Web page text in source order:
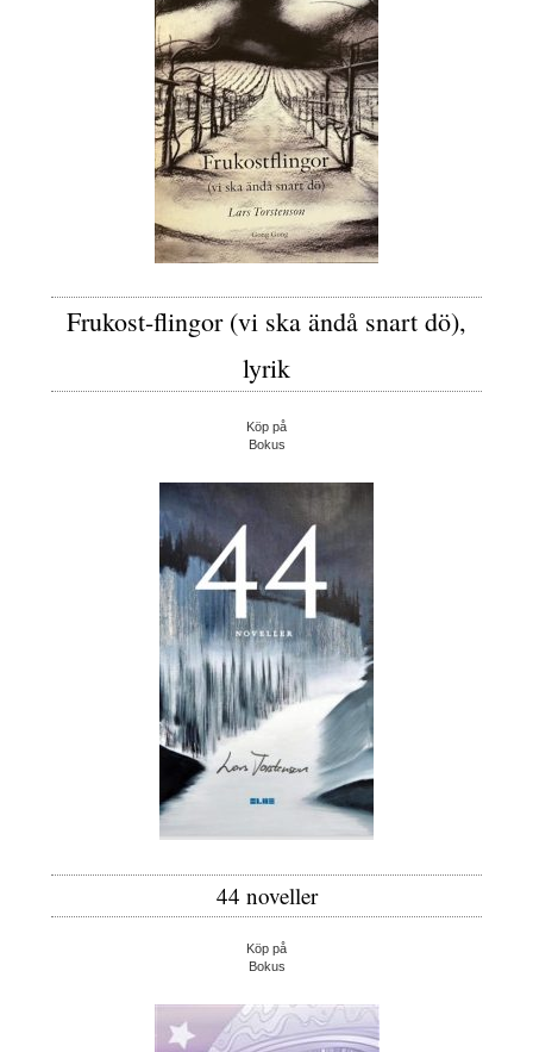
Frukost-flingor (vi ska ändå snart dö),
lyrik
Köp på
Bokus
44 noveller
Köp på
Bokus